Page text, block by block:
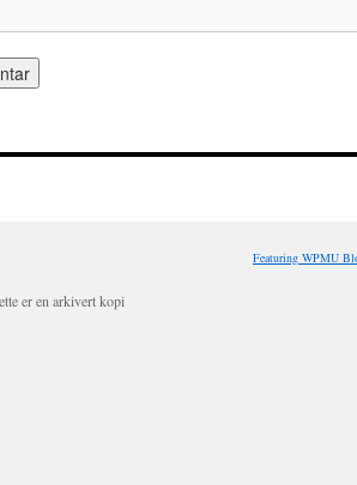
Featuring WPMU
er en arkivert kopi